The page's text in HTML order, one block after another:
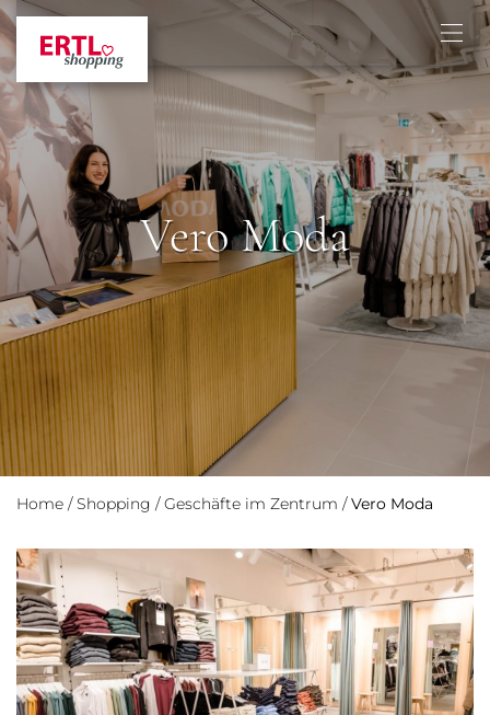
Vero Moda
Home / Shopping / Geschäfte im Zentrum / Vero Moda